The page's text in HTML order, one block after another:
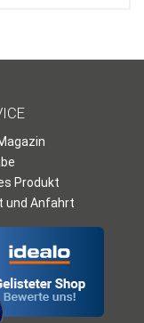
Produkt
und Anfahrt